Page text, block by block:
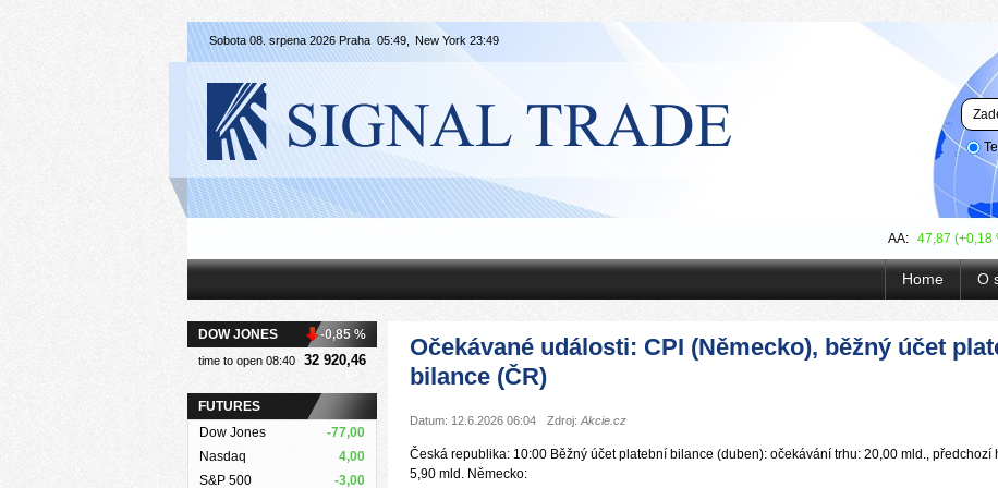
Očekávané události: CPI (Německo), běžný účet
bilance (ČR)
Datum: 12.6.2026 06:04 Zdroj: Akcie.cz
Česká republika: 10:00 Běžný účet platební bilance (duben): očekávání trhu: 20,00 mld., předchozí
5,90 mld. Německo:
DOW JONES -0,85 %
time to open 08:40 32 920,46
FUTURES
Dow Jones
-77,00
Nasdaq
4,00
S&P 500
-3,00
Home O
AA: 47,87 (+0,18
Sobota 08. srpena 2026 Praha 05:49, New York 23:49